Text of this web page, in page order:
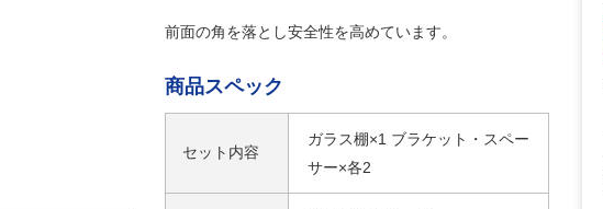
前面の角を落とし安全性を高めています。
商品スペック
セット内容
ガラス棚×1 ブラケット・スペー
サー×各2